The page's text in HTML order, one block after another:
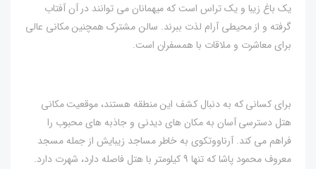
یک باغ زیبا و یک تراس است که میهمانان می توانند در آن آفتاب
گرفته و از محیطی آرام لذت ببرند. سالن مشترک همچنین مکانی عالی
برای معاشرت و ملاقات با همسفران است.
برای کسانی که به دنبال کشف این منطقه هستند، موقعیت مکانی
هتل دسترسی آسان به مکان های دیدنی و جاذبه های محبوب را
فراهم می کند. آرناووتکوی به خاطر مساجد زیبایش از جمله مسجد
معروف محمود پاشا که تنها 9 کیلومتر با هتل فاصله دارد، شهرت دارد.